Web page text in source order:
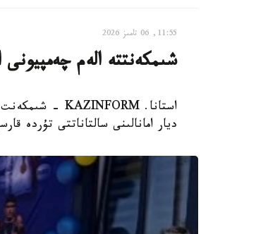
11:55, 06 تامىز 2026
شىمكەنتتە الەم
ديار امانالىنى سالتاناتتى تۇردە